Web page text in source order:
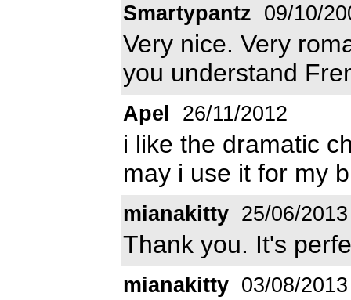
Smartypantz 09/10/
Very nice. Very
you understand
Apel 26/11/2012
i like the dramatic
may i use it for my
mianakitty 25/06/2013
Thank you. It's
mianakitty 03/08/2013